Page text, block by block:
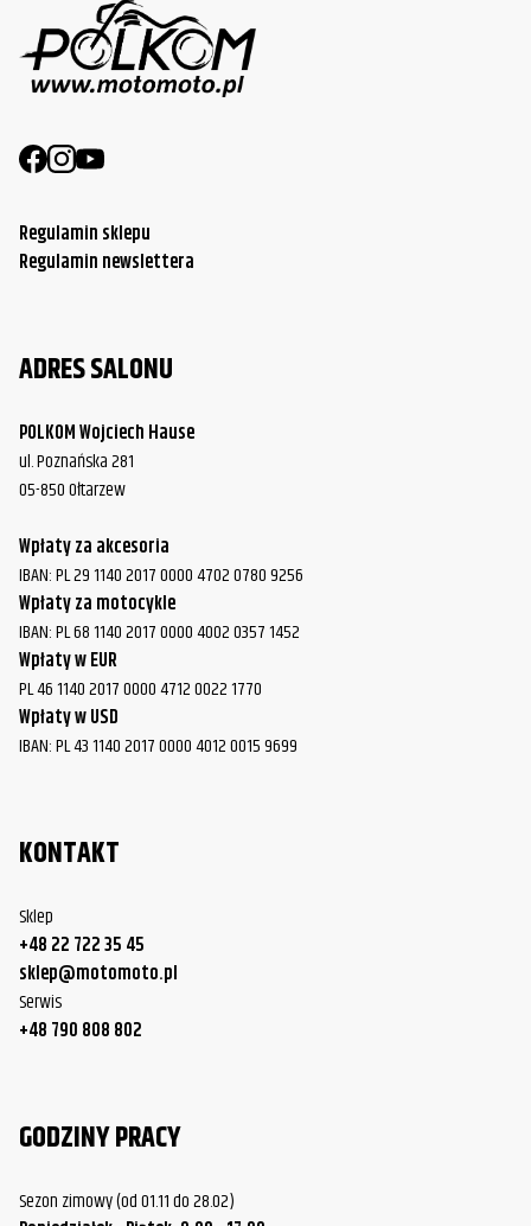
Regulamin sklepu
Regulamin newslettera
ADRES SALONU
POLKOM Wojciech Hause
ul. Poznańska 281
05-850 Ołtarzew
Wpłaty za akcesoria
IBAN: PL 29 1140 2017 0000 4702 0780 9256
Wpłaty za motocykle
IBAN: PL 68 1140 2017 0000 4002 0357 1452
Wpłaty w EUR
PL 46 1140 2017 0000 4712 0022 1770
Wpłaty w USD
IBAN: PL 43 1140 2017 0000 4012 0015 9699
KONTAKT
Sklep
+48 22 722 35 45
sklep@motomoto.pl
Serwis
+48 790 808 802
GODZINY PRACY
Sezon zimowy (od 01.11 do 28.02)